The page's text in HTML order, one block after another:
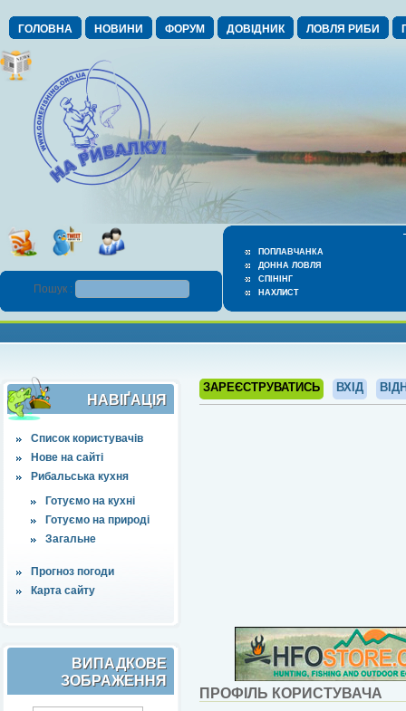
ГОЛОВНА НОВИНИ ФОРУМ ДОВІДНИК ЛОВЛЯ РИБИ
ПОПЛАВЧАНКА
ДОННА ЛОВЛЯ
СПІНІНГ
НАХЛИСТ
Пошук :
НАВІҐАЦІЯ
Список користувачів
Нове на сайті
Рибальська кухня
Готуємо на кухні
Готуємо на природі
Загальне
Прогноз погоди
Карта сайту
ВИПАДКОВЕ
ЗОБРАЖЕННЯ
ЗАРЕЄСТРУВАТИСЬ ВХІД
ПРОФІЛЬ КОРИСТУВАЧА